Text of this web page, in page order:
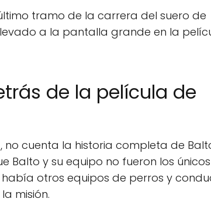
tramo de la carrera del suero de
a la pantalla grande en la
de la película de
cuenta la historia completa de
Balto y su equipo no fueron los
otros equipos de perros y
misión.